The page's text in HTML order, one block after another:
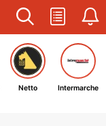
Netto Intermarche